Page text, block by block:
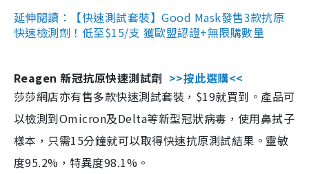
延伸閱讀：【快速測試套裝】Good Mask發售3款抗原
快速檢測劑！低至$15/支 獲歐盟認證+無限購數量
Reagen 新冠抗原快速測試劑 >>按此選購<<
莎莎網店亦有售多款快速測試套裝，$19就買到。產品可
以檢測到Omicron及Delta等新型冠狀病毒，使用鼻拭子
樣本，只需15分鐘就可以取得快速抗原測試結果。靈敏
度95.2%，特異度98.1%。